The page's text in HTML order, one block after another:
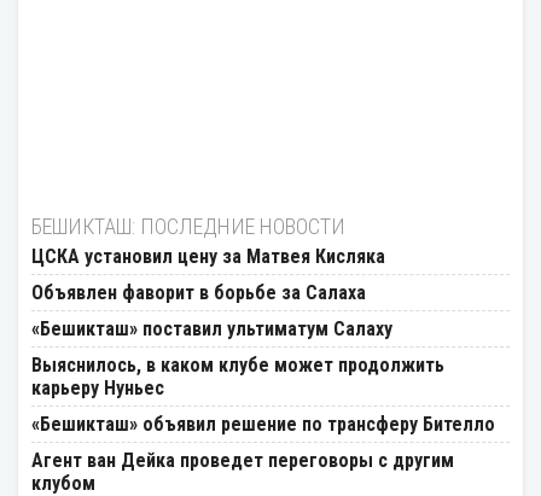
БЕШИКТАШ: ПОСЛЕДНИЕ НОВОСТИ
ЦСКА установил цену за Матвея Кисляка
Объявлен фаворит в борьбе за Салаха
«Бешикташ» поставил ультиматум Салаху
Выяснилось, в каком клубе может продолжить
карьеру Нуньес
«Бешикташ» объявил решение по трансферу Бителло
Агент ван Дейка проведет переговоры с другим
клубом